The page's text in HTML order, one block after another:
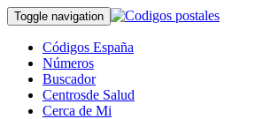
Toggle navigation
Códigos España
Números
Buscador
Centrosde Salud
Cerca de Mi